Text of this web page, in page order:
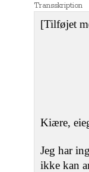
Transskription
[Tilføjet
Kiære,
Jeg har
ikke kan